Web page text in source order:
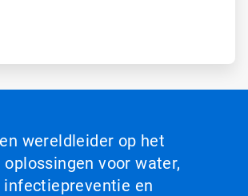
wereldleider op het
oplossingen voor water,
infectiepreventie en